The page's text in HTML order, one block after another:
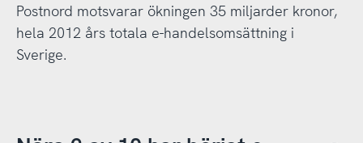
Postnord motsvarar ökningen 35 miljarder kronor,
hela 2012 års totala e-handelsomsättning i
Sverige.